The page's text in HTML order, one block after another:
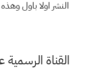
النشر اولا باول
القناة الرسمية